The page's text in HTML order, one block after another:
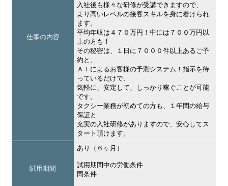
仕事の内容
入社後も様々な研修が受講できますので、
より高いレベルの接客スキルを身に着けられ
ます。
平均年収は４７０万円！中には７００万円以
上の方も！
その秘密は、１日に７０００件以上あるご予
約と、
ＡＩによるお客様の予測システム！指示を待
っているだけで、
気軽に、安定して、しっかり稼ぐことが可能
です。
タクシー業務が初めての方も、１年間の給与
保証と
充実の入社研修がありますので、安心してス
タート頂けます。
試用期間
あり（６ヶ月）
試用期間中の労働条件
同条件